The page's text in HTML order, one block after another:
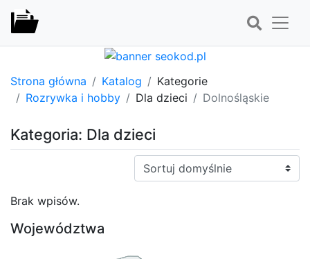
Strona główna Katalog
Kategorie
Rozrywka i hobby
Dla dzieci Dolnośląskie
Kategoria: Dla dzieci
Sortuj:
Brak wpisów.
Województwa